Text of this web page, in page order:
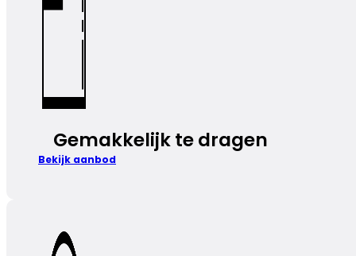
Gemakkelijk te dragen
Bekijk aanbod